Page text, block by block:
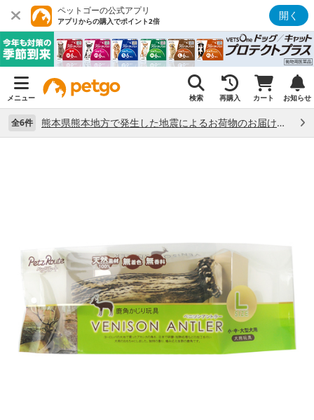
ペットゴーの公式アプリ
アプリからの購入でポイント2倍 開く
メニュー 検索 再購入 カート お知らせ
全6件 熊本県熊本地方で発生した地震によるお荷物のお届け状況について （7/28）